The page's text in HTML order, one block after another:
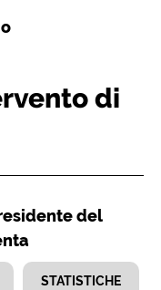
di
del
STATISTICHE